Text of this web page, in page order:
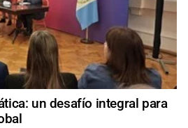
un desafío integral para